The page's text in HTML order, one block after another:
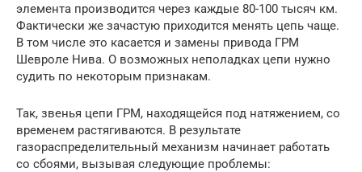
элемента производится через каждые 80-100 тысяч км.
Фактически же зачастую приходится менять цепь чаще.
В том числе это касается и замены привода ГРМ
Шевроле Нива. О возможных неполадках цепи нужно
судить по некоторым признакам.
Так, звенья цепи ГРМ, находящейся под натяжением, со
временем растягиваются. В результате
газораспределительный механизм начинает работать
со сбоями, вызывая следующие проблемы: